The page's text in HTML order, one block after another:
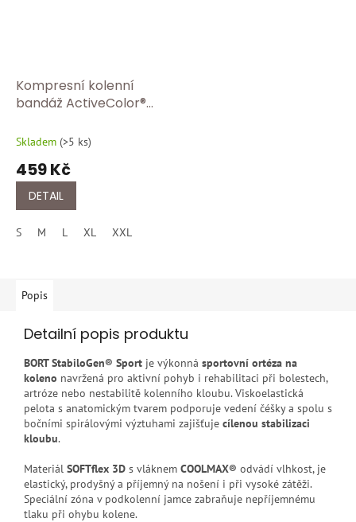
Kompresní kolenní
bandáž ActiveColor®
Skladem (>5 ks)
459 Kč
DETAIL
S M L XL XXL
Popis
Detailní popis produktu
BORT StabiloGen® Sport je výkonná sportovní ortéza na
koleno navržená pro aktivní pohyb i rehabilitaci při bolestech,
artróze nebo nestabilitě kolenního kloubu. Viskoelastická
pelota s anatomickým tvarem podporuje vedení čéšky a spolu s
bočními spirálovými výztuhami zajišťuje cílenou stabilizaci
kloubu.
Materiál SOFTflex 3D s vláknem COOLMAX® odvádí vlhkost, je
elastický, prodyšný a příjemný na nošení i při vysoké zátěži.
Speciální zóna v podkolenní jamce zabraňuje nepříjemnému
tlaku při ohybu kolene.